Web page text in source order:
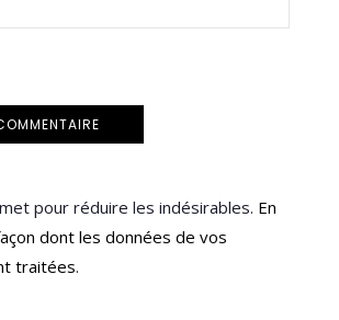
pour réduire les indésirables. En
dont les données de vos
traitées.